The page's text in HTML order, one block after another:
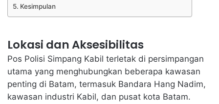
Kesimpulan
Lokasi dan Aksesibilitas
Pos Polisi Simpang Kabil terletak di persimpangan
utama yang menghubungkan beberapa kawasan
penting di Batam, termasuk Bandara Hang Nadim,
kawasan industri Kabil, dan pusat kota Batam.